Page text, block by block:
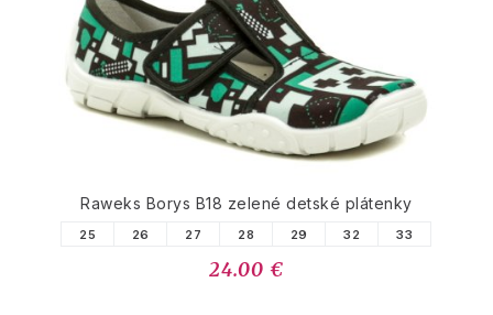
PODOBNÉ PRODUKTY
Raweks Borys B18 zelené detské plátenky
25 26 27 28 29 32 33
24.00 €